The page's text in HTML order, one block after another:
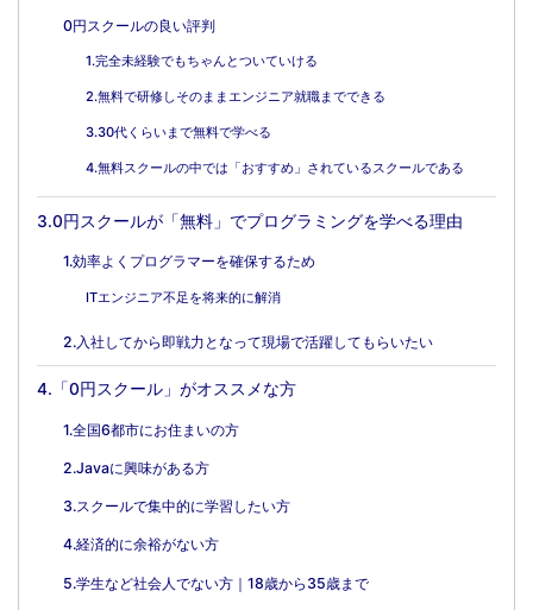
0円スクールの良い評判
1.完全未経験でもちゃんとついていける
2.無料で研修しそのままエンジニア就職までできる
3.30代くらいまで無料で学べる
4.無料スクールの中では「おすすめ」されているスクールである
3.0円スクールが「無料」でプログラミングを学べる理由
1.効率よくプログラマーを確保するため
ITエンジニア不足を将来的に解消
2.入社してから即戦力となって現場で活躍してもらいたい
4.「0円スクール」がオススメな方
1.全国6都市にお住まいの方
2.Javaに興味がある方
3.スクールで集中的に学習したい方
4.経済的に余裕がない方
5.学生など社会人でない方｜18歳から35歳まで